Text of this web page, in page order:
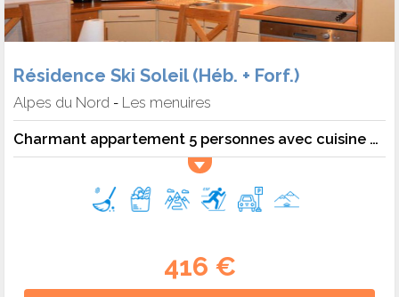
Résidence Ski Soleil (Héb. + Forf.)
Alpes du Nord - Les menuires
Charmant appartement 5 personnes avec cuisine équipée - 5 pers. - 28m2 - TV
416 €